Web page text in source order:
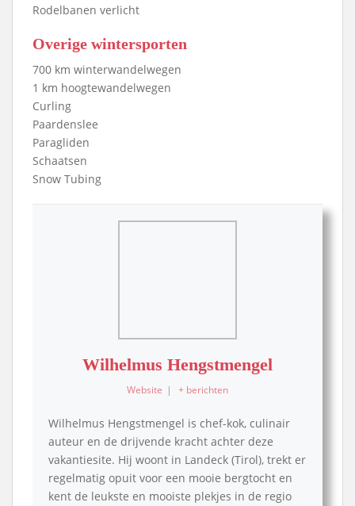
Rodelbanen verlicht
Overige wintersporten
700 km winterwandelwegen
1 km hoogtewandelwegen
Curling
Paardenslee
Paragliden
Schaatsen
Snow Tubing
Wilhelmus Hengstmengel
Website | + berichten
Wilhelmus Hengstmengel is chef-kok, culinair
auteur en de drijvende kracht achter deze
vakantiesite. Hij woont in Landeck (Tirol), trekt er
regelmatig opuit voor een mooie bergtocht en
kent de leukste en mooiste plekjes in de regio